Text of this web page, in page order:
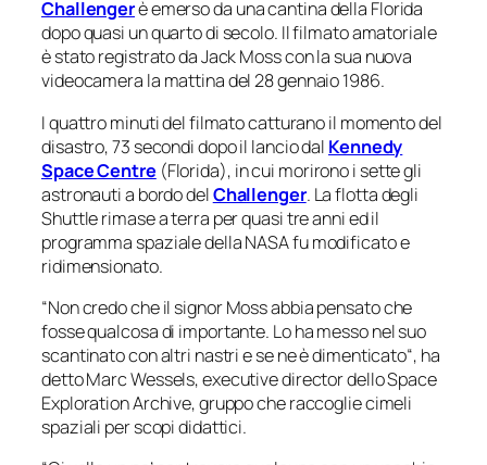
Challengerè emerso da una cantina della Florida
dopo quasi un quarto di secolo. Il filmato amatoriale
è stato registrato da Jack Moss con la sua nuova
videocamera la mattina del 28 gennaio 1986.
I quattro minuti del filmato catturano il momento del
disastro, 73 secondi dopo il lancio dal Kennedy
Space Centre (Florida), in cui morirono i sette gli
astronauti a bordo delChallenger. La flotta degli
Shuttle rimase a terra per quasi tre anni ed il
programma spaziale della NASA fu modificato e
ridimensionato.
“Non credo che il signor Moss abbia pensato che
fosse qualcosa di importante. Lo ha messo nel suo
scantinato con altri nastri e se ne è dimenticato“, ha
detto Marc Wessels, executive director dello Space
Exploration Archive, gruppo che raccoglie cimeli
spaziali per scopi didattici.